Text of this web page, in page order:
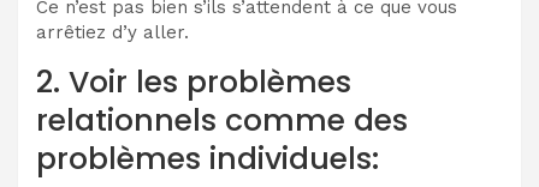
Ce n’est pas bien s’ils s’attendent à ce que vous
arrêtiez d’y aller.
2. Voir les problèmes
relationnels comme des
problèmes individuels: